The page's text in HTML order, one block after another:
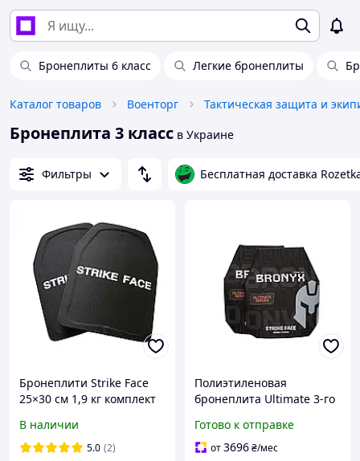
Бронеплиты 6 класс Легкие бронеплиты
Каталог товаров Военторг Тактическая защита и
Бронеплита 3 класс в Украине
Фильтры Бесплатная доставка
Бронеплити Strike Face
25×30 см 1,9 кг комплект
клас ДСТУ легкі
бронепластини 3 клас
В наличии
5.0 (2)
Полиэтиленовая
бронеплита Ultimate 3-го
Размер 25 на 30 см.
Черная. Комплект - 2 шт
Готово к отправке
от3696₴/мес